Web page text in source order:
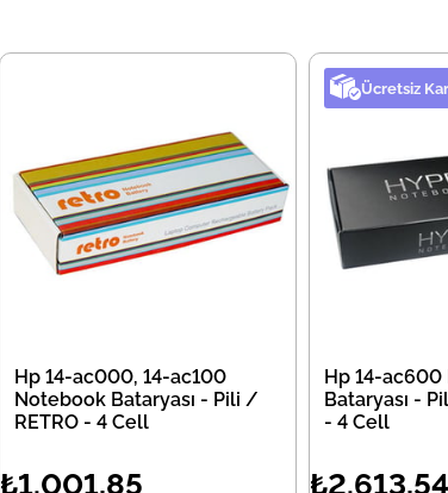
Hp 14-ac000, 14-ac100
Notebook Bataryası - Pili /
RETRO - 4 Cell
₺1.001,85
Ücretsiz
Hp 14-
Bataryası -
- 4 Cell
₺2.613,54